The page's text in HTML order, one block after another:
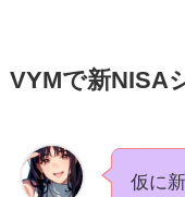
VYMで新NISA
仮に